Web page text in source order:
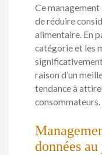
Ce
de réduire
alimentaire. En
catégorie et les
raison d’un
tendance à
consommateurs.
données